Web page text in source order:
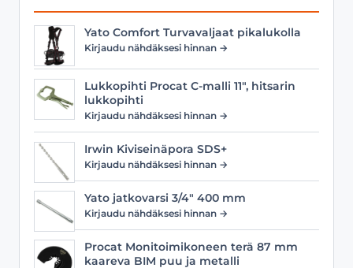
Yato Comfort Turvavaljaat pikalukolla
Kirjaudu nähdäksesi hinnan →
Lukkopihti Procat C-malli 11", hitsarin
lukkopihti
Kirjaudu nähdäksesi hinnan →
Irwin Kiviseinäpora SDS+
Kirjaudu nähdäksesi hinnan →
Yato jatkovarsi 3/4" 400 mm
Kirjaudu nähdäksesi hinnan →
Procat Monitoimikoneen terä 87 mm
kaareva BIM puu ja metalli